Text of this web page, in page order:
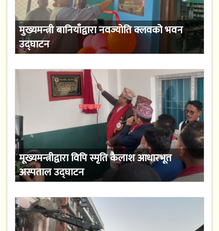
मुख्यमन्त्री बानियाँद्वारा नवज्योति क्लवको भवन
उद्घाटन
मूख्यमन्त्रीद्वारा विपि स्मृति कैलाश आधारभूत
अस्पताल उद्घाटन